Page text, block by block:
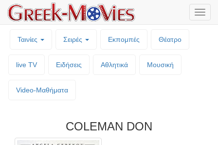
Ταινίες Σειρές Εκπομπές Θέατρο
live TV Ειδήσεις Αθλητικά Μουσική
Video-Mαθήματα
COLEMAN DON